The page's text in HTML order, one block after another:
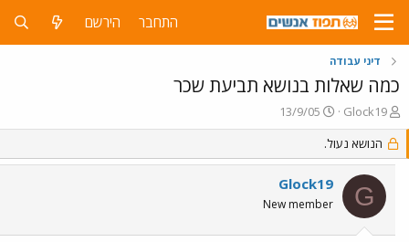
התחבר הירשם
דיני עבודה
כמה שאלות בנושא תביעת שכר
פ
ו
ת
ח
נ
Glock19
פ
ו
ס
ם
ב
ת
13/9/05
הנושא נעול.
G
Glock19
New member